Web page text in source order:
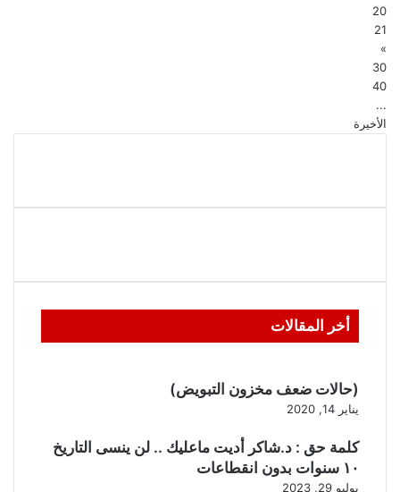
20
21
»
30
40
...
الأخيرة
أخر المقالات
(حالات ضعف مخزون التبويض)
يناير 14, 2020
كلمة حق : د.شاكر أديت ماعليك .. لن ينسى التاريخ
١٠ سنوات بدون انقطاعات
يوليو 29, 2023